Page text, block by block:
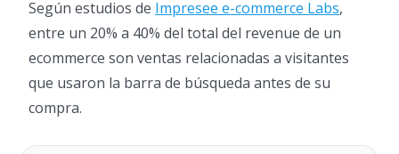
Según estudios de Impresee e-commerce Labs,
entre un 20% a 40% del total del revenue de un
ecommerce son ventas relacionadas a visitantes
que usaron la barra de búsqueda antes de su
compra.